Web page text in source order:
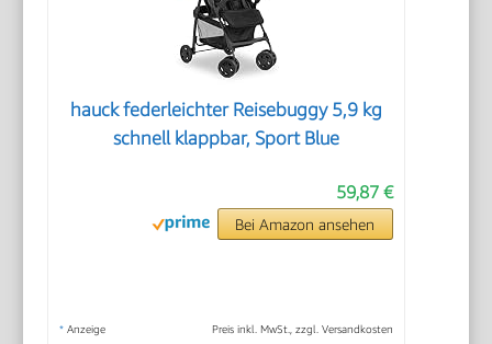
hauck federleichter Reisebuggy 5,9 kg
schnell klappbar, Sport Blue
59,87 €
Bei Amazon ansehen
* Anzeige Preis inkl. MwSt., zzgl. Versandkosten